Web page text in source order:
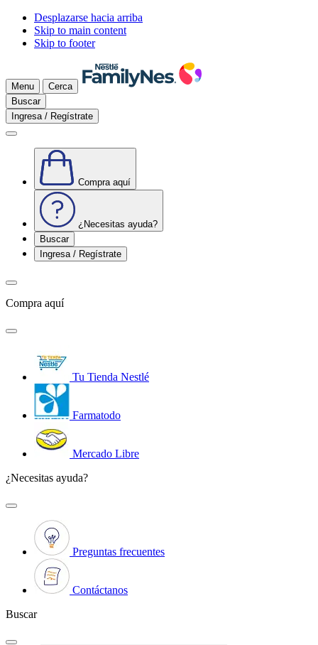
Desplazarse hacia arriba
Skip to main content
Skip to footer
Menu
Cerca
Buscar
Ingresa / Regístrate
Compra aquí
¿Necesitas ayuda?
Buscar
Ingresa / Regístrate
Compra aquí
Tu Tienda Nestlé
Farmatodo
Mercado Libre
¿Necesitas ayuda?
Preguntas frecuentes
Contáctanos
Buscar